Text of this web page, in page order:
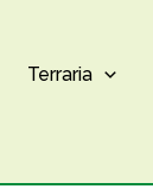
Terraria